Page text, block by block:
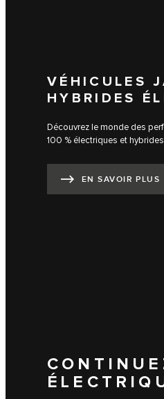
VÉHICULES
HYBRIDES
Découvrez le monde des
100 % électriques et
EN SAVOIR PLUS